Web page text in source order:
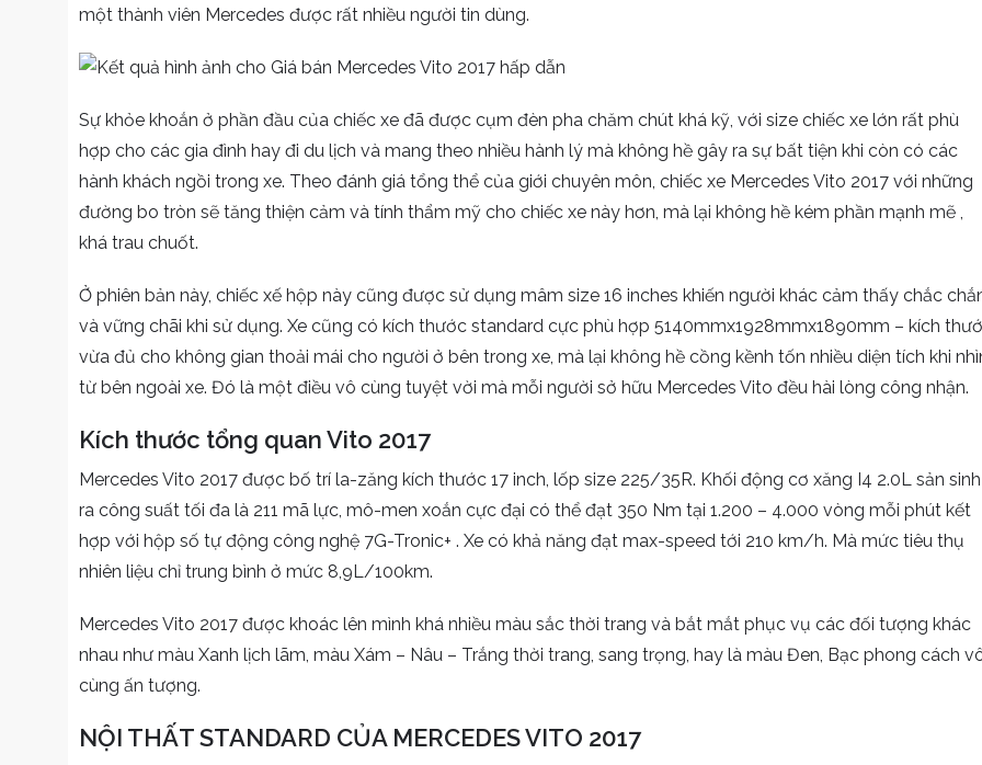
một thành viên Mercedes được rất nhiều người tin dùng.
Sự khỏe khoắn ở phần đầu của chiếc xe đã được cụm đèn pha chăm chút khá kỹ, với size chiếc xe lớn rất phù
hợp cho các gia đình hay đi du lịch và mang theo nhiều hành lý mà không hề gây ra sự bất tiện khi còn có các
hành khách ngồi trong xe. Theo đánh giá tổng thể của giới chuyên môn, chiếc xe Mercedes Vito 2017 với những
đường bo tròn sẽ tăng thiện cảm và tính thẩm mỹ cho chiếc xe này hơn, mà lại không hề kém phần mạnh mẽ ,
khá trau chuốt.
Ở phiên bản này, chiếc xế hộp này cũng được sử dụng mâm size 16 inches khiến người khác cảm thấy chắc
và vững chãi khi sử dụng. Xe cũng có kích thước standard cực phù hợp 5140mmx1928mmx1890mm – kích
vừa đủ cho không gian thoải mái cho người ở bên trong xe, mà lại không hề cồng kềnh tốn nhiều diện tích khi
từ bên ngoài xe. Đó là một điều vô cùng tuyệt vời mà mỗi người sở hữu Mercedes Vito đều hài lòng công nhận.
Kích thước tổng quan Vito 2017
Mercedes Vito 2017 được bố trí la-zăng kích thước 17 inch, lốp size 225/35R. Khối động cơ xăng I4 2.0L sản sinh
ra công suất tối đa là 211 mã lực, mô-men xoắn cực đại có thể đạt 350 Nm tại 1.200 – 4.000 vòng mỗi phút kết
hợp với hộp số tự động công nghệ 7G-Tronic+ . Xe có khả năng đạt max-speed tới 210 km/h. Mà mức tiêu thụ
nhiên liệu chỉ trung bình ở mức 8,9L/100km.
Mercedes Vito 2017 được khoác lên mình khá nhiều màu sắc thời trang và bắt mắt phục vụ các đối tượng khác
nhau như màu Xanh lịch lãm, màu Xám – Nâu – Trắng thời trang, sang trọng, hay là màu Đen, Bạc phong cách
cùng ấn tượng.
NỘI THẤT STANDARD CỦA MERCEDES VITO 2017